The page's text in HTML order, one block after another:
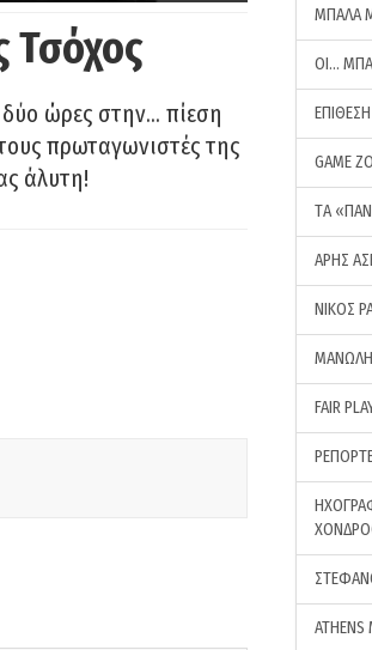
Τσόχος
δύο ώρες στην… πίεση
πρωταγωνιστές της
άλυτη!
ΜΠΑΛΑ
ΟΙ…
GAME
ΤA
ΑΡΗΣ
ΝΙΚΟΣ
FAIR
ATHENS